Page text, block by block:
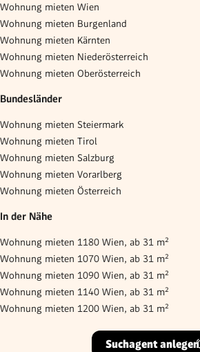
Wohnung mieten Wien
Wohnung mieten Burgenland
Wohnung mieten Kärnten
Wohnung mieten Niederösterreich
Wohnung mieten Oberösterreich
Bundesländer
Wohnung mieten Steiermark
Wohnung mieten Tirol
Wohnung mieten Salzburg
Wohnung mieten Vorarlberg
Wohnung mieten Österreich
In der Nähe
Wohnung mieten 1180 Wien, ab 31 m²
Wohnung mieten 1070 Wien, ab 31 m²
Wohnung mieten 1090 Wien, ab 31 m²
Wohnung mieten 1140 Wien, ab 31 m²
Wohnung mieten 1200 Wien, ab 31 m²
Suchagent anlegen